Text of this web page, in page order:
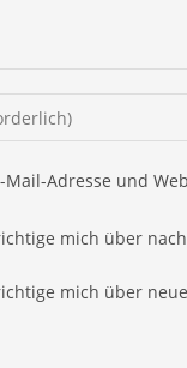
Mail-Adresse und
mich über
mich über